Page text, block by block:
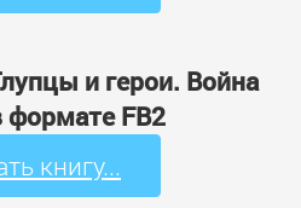
и герои. Война
формате FB2
книгу...